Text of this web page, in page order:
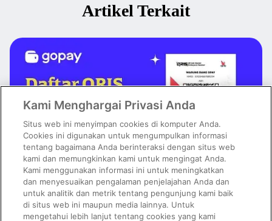
Artikel Terkait
Daftar QRIS Mudah dan Cepat, Tinggal Pakai Aplikasi GoPay
Merchant!
Kami Menghargai Privasi Anda
Situs web ini menyimpan cookies di komputer Anda.
Cookies ini digunakan untuk mengumpulkan informasi
tentang bagaimana Anda berinteraksi dengan situs web
kami dan memungkinkan kami untuk mengingat Anda.
Kami menggunakan informasi ini untuk meningkatkan
dan menyesuaikan pengalaman penjelajahan Anda dan
untuk analitik dan metrik tentang pengunjung kami baik
di situs web ini maupun media lainnya. Untuk
mengetahui lebih lanjut tentang cookies yang kami